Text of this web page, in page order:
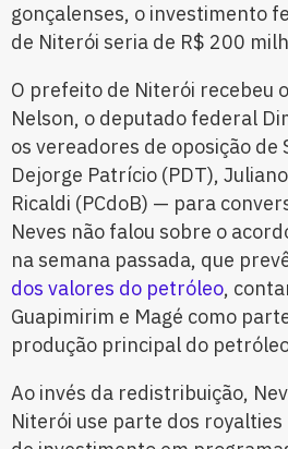
gonçalenses, o investimento
de Niterói seria de R$ 200
O prefeito de Niterói recebeu
Nelson, o deputado federal
os vereadores de oposição de
Dejorge Patrício (PDT),
Ricaldi (PCdoB) — para
Neves não falou sobre o
na semana passada, que
dos valores do petróleo,
Guapimirim e Magé como
produção principal do
Ao invés da redistribuição,
Niterói use parte dos